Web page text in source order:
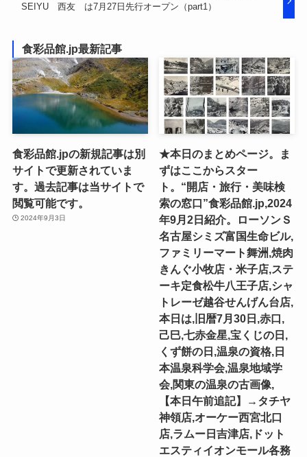
SEIYU 西友 は7月27日先行オープン（part1）
食彩品館.jp最新記事
食彩品館.jpの新規記事は別
サイトで更新されていま
す。過去記事は当サイトで
閲覧可能です。
2024年9月3日
★本日のまとめページ。ま
ずはここからスター
ト。“開店・旅行・美味検
索の窓口”食彩品館.jp,2024
年9月2日紹介。ローソンＳ
名古屋シミズ富国生命ビル,
ファミリーマート舞洲,焼肉
きんぐ小牧店・米子店,ステ
ーキ定食松牛八王子店,シャ
トレーゼ越谷せんげん台店,
本日は,旧暦7月30日,赤口,
己巳,七赤金星,宝くじの日,
くず餅の日,温泉の資格,日
本温泉科学会,温泉地域学
会,関東の温泉の古画像,
【本日午前追記】→タチヤ
神領店,オーケー西宮北口
店,ラムー日吉津店,ドット
エスティイオンモール各務